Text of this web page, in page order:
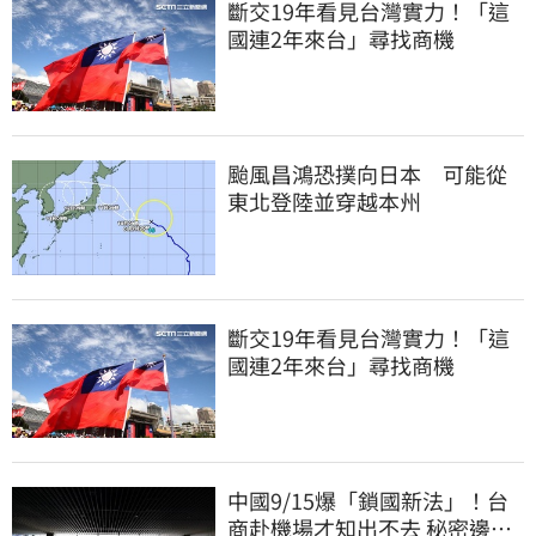
斷交19年看見台灣實力！「這
國連2年來台」尋找商機
颱風昌鴻恐撲向日本 可能從
東北登陸並穿越本州
斷交19年看見台灣實力！「這
國連2年來台」尋找商機
中國9/15爆「鎖國新法」！台
商赴機場才知出不去 秘密邊控